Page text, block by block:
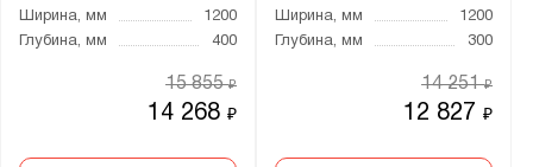
Ширина, мм
1200
Глубина, мм
400
14 268₽
15 855₽
Ширина, мм
1200
Глубина, мм
300
12 827₽
14 251₽